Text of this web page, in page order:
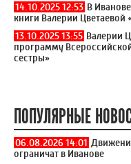
14.10.2025 12:53 В
книги Валерии Цветаевой
13.10.2025 13:55 Валерии
программу
сестры»
ПОПУЛЯРНЫЕ
06.08.2026 14:01
ограничат в Иванове